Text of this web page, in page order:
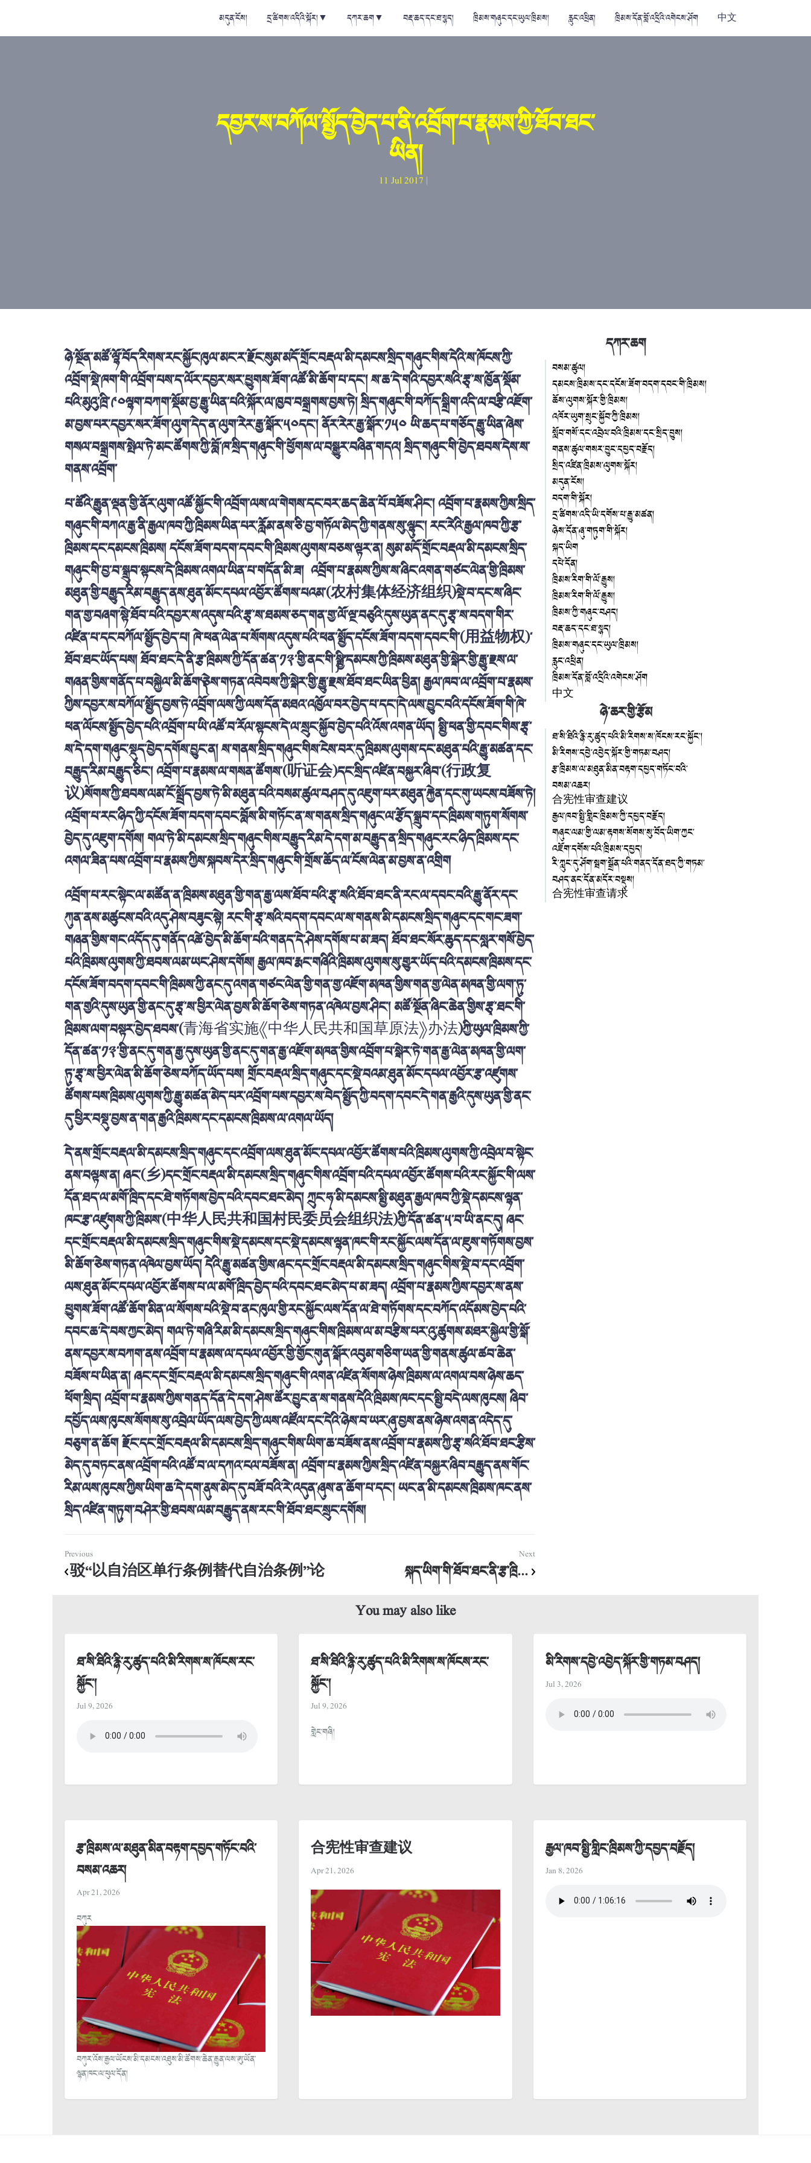
མདུན་ངོས། དྲ་ཚིགས་འདིའི་སྐོར།▼ དཀར་ཆག▼ བརྡ་ཆད་དང་ཐ་སྙད། ཁྲིམས་གཞུང་དང་ཡུལ་ཁྲིམས། རླུང་འཕྲིན། ཁྲིམས་དོན་བློ་འདྲིའི་འགེངས་ཤོག 中文
དབྱར་ས་བཀོལ་སྤྱོད་བྱེད་པ་ནི་འབྲོག་པ་རྣམས་ཀྱི་ཐོབ་ཐང་
ཡིན།
11 Jul 2017 |
ཉེ་སྔོན་མཚོ་ལྷོ་བོད་རིགས་རང་སྐྱོང་ཁུལ་མང་ར་རྫོང་སུམ་མདོ་གྲོང་བརྡལ་མི་དམངས་སྲིད་གཞུང་གིས་དེའི་ས་ཁོངས་ཀྱི་
འབྲོག་སྡེ་ཁག་གི་འབྲོག་པས་ད་ལོར་དབྱར་སར་ཕྱུགས་ཟོག་འཚོ་མི་ཆོག་པ་དང་། ས་ཆ་དེ་གའི་དབྱར་སའི་རྩྭ་ས་ཁྱོན་སྡོམ་
པའི་མུའུ་ཁྲི་༩༠ལྷག་བཀག་སྡོམ་བྱ་རྒྱུ་ཡིན་པའི་སྐོར་ལ་ཁྱབ་བསྒྲགས་བྱས་ཏེ། སྲིད་གཞུང་གི་བཀོད་སྒྲིག་འདི་ལ་བརྩི་འཇོག་
མ་བྱས་པར་དབྱར་སར་ཟོག་ལུག་དེད་ན་ལུག་རེར་རྒྱ་སྒོར་༥༠དང་། ནོར་རེར་རྒྱ་སྒོར་༡༥༠ ཡི་ཆད་པ་གཅོད་རྒྱུ་ཡིན་ཞེས་
གསལ་བསྒྲགས་སྤེལ་ཏེ་མང་ཚོགས་ཀྱི་བློ་ཁ་སྲིད་གཞུང་གི་ཕྱོགས་ལ་བསྒྱུར་བཞིན་གདའ། སྲིད་གཞུང་གི་བྱེད་ཐབས་དེས་ས་
གནས་འབྲོག་
པ་ཚོའི་རྒྱུན་ལྡན་གྱི་ནོར་ལུག་འཚོ་སྐྱོང་གི་འབྲོག་ལས་ལ་གེགས་དང་བར་ཆད་ཆེན་པོ་བཟོས་ཤིང་། འབྲོག་པ་རྣམས་ཀྱིས་སྲིད་
གཞུང་གི་བཀའ་རྒྱ་ནི་རྒྱལ་ཁབ་ཀྱི་ཁྲིམས་ཡིན་པར་རློམ་ནས་ཅི་བྱ་གཏོལ་མེད་ཀྱི་གནས་སུ་ལྷུང་། རང་རེའི་རྒྱལ་ཁབ་ཀྱི་རྩ་
ཁྲིམས་དང་དམངས་ཁྲིམས། དངོས་ཟོག་བདག་དབང་གི་ཁྲིམས་ལུགས་བཅས་ལྟར་ན། སུམ་མདོ་གྲོང་བརྡལ་མི་དམངས་སྲིད་
གཞུང་གི་བྱ་བ་སྒྲུབ་སྟངས་དེ་ཁྲིམས་འགལ་ཡིན་པ་གདོན་མི་ཟ། འབྲོག་པ་རྣམས་ཀྱིས་ས་ཞིང་འགན་གཙང་ལེན་གྱི་ཁྲིམས་
མཐུན་གྱི་བརྒྱུད་རིམ་བརྒྱུད་ནས་ཐུན་མོང་དཔལ་འབྱོར་ཚོགས་པའམ་(农村集体经济组织)སྡེ་བ་དང་ས་ཞིང་
གན་གྱ་བཞག་སྟེ་ཐོབ་པའི་དབྱར་ས་འདུས་པའི་རྩྭ་ས་ཐམས་ཅད་གན་གྱ་ལོ་ལྔ་བཅུའི་དུས་ཡུན་ནང་དུ་རྩྭ་ས་བདག་གིར་
འཛིན་པ་དང་བཀོལ་སྤྱོད་བྱེད་པ། ཁེ་ཕན་ལེན་པ་སོགས་འདུས་པའི་ཕན་སྤྱོད་དངོས་ཟོག་བདག་དབང་གི་(用益物权)་
ཐོབ་ཐང་ཡོད་པས། ཐོབ་ཐང་དེ་ནི་རྩ་ཁྲིམས་ཀྱི་དོན་ཚན་༡༣་གྱི་ནང་གི་༼སྤྱི་དམངས་ཀྱི་ཁྲིམས་མཐུན་གྱི་སྒེར་གྱི་རྒྱུ་རྫས་ལ་
གཞན་གྱིས་གནོད་པ་བསྐྱེལ་མི་ཆོག་༽ཅེས་གཏན་འབེབས་ཀྱི་སྒེར་གྱི་རྒྱུ་རྫས་ཐོབ་ཐང་ཡིན་ཕྱིན། རྒྱལ་ཁབ་ལ་འབྲོག་པ་རྣམས་
ཀྱིས་དབྱར་ས་བཀོལ་སྤྱོད་བྱས་ཏེ་འབྲོག་ལས་ཀྱི་ལས་དོན་མཐའ་འཁྱོལ་བར་བྱེད་པ་དང་།དེ་ལས་བྱུང་བའི་དངོས་ཟོག་གི་ཁེ་
ཕན་ལོངས་སྤྱོད་བྱེད་པའི་འབྲོག་པ་ཡི་འཚོ་བ་རོལ་སྟངས་དེ་ལ་སྲུང་སྐྱོབ་བྱེད་པའི་འོས་འགན་ཡོད། སྤྱི་ཕན་གྱི་དབང་གིས་རྩྭ་
ས་དེ་དག་གཞུང་སྡུད་བྱེད་དགོས་བྱུང་ན། ས་གནས་སྲིད་གཞུང་གིས་ངེས་བར་དུ་ཁྲིམས་ལུགས་དང་མཐུན་པའི་རྒྱུ་མཚན་དང་
བརྒྱུད་རིམ་བརྒྱུད་ཅིང་། འབྲོག་པ་རྣམས་ལ་གསན་ཚོགས་(听证会)དང་སྲིད་འཛིན་བསྐྱར་ཞིབ་(行政复
议)སོགས་ཀྱི་ཐབས་ལམ་ངོ་སྤྲོད་བྱས་ཏེ་མི་མཐུན་པའི་བསམ་ཚུལ་བཤད་དུ་འཇུག་པར་མཐུན་རྐྱེན་དང་གུ་ཡངས་བཟོས་ཏེ།
འབྲོག་པ་རང་ཉིད་ཀྱི་དངོས་ཟོག་བདག་དབང་བློས་མི་གཏོང་ན་ས་གནས་སྲིད་གཞུང་ལ་རྩོད་སྒྲུབ་དང་ཁྲིམས་གཏུག་སོགས་
བྱེད་དུ་འཇུག་དགོས། གལ་ཏེ་མི་དམངས་སྲིད་གཞུང་གིས་བརྒྱུད་རིམ་དེ་དག་མ་བརྒྱུད་ན་སྲིད་གཞུང་རང་ཉིད་ཁྲིམས་དང་
འགལ་ཟིན་པས་འབྲོག་པ་རྣམས་ཀྱིས་སྐབས་དེར་སྲིད་གཞུང་གི་གྲོས་ཆོད་ལ་ངོས་ལེན་མ་བྱས་ན་འགྲིག
འབྲོག་པ་རང་སྟེང་ལ་མཚོན་ན་ཁྲིམས་མཐུན་གྱི་གན་རྒྱ་ལས་ཐོབ་པའི་རྩྭ་སའི་ཐོབ་ཐང་ནི་རང་ལ་དབང་བའི་རྒྱུ་ནོར་དང་
ཀུན་ནས་མཚུངས་བའི་འདུ་ཤེས་བཟུང་སྟེ། རང་གི་རྩྭ་སའི་བདག་དབང་ལ་ས་གནས་མི་དམངས་སྲིད་གཞུང་དང་གང་ཟག་
གཞན་གྱིས་གང་འདོད་དུ་གནོད་འཚེ་བྱེད་མི་ཆོག་པའི་གནད་དེ་ཤེས་དགོས་པ་མ་ཟད། ཐོབ་ཐང་སོར་ཆུད་དང་སླར་གསོ་བྱེད་
པའི་ཁྲིམས་ལུགས་ཀྱི་ཐབས་ལམ་ཡང་ཤེས་དགོས། རྒྱལ་ཁབ་རྨང་གཞིའི་ཁྲིམས་ལུགས་སུ་གྱུར་ཡོད་པའི་དམངས་ཁྲིམས་དང་
དངོས་ཟོག་བདག་དབང་གི་ཁྲིམས་ཀྱི་ནང་དུ་འགན་གཙང་ལེན་གྱི་གན་གྱ་འཇོག་མཁན་གྱིས་གན་གྱ་ལེན་མཁན་གྱི་ལག་ཏུ་
གན་གྱའི་དུས་ཡུན་གྱི་ནང་དུ་རྩྭ་ས་ཕྱིར་ལེན་བྱས་མི་ཆོག་ཅེས་གཏན་འཁེལ་བྱས་ཤིང་། མཚོ་སྔོན་ཞིང་ཆེན་གྱིས་རྩྭ་ཐང་གི་
ཁྲིམས་ལག་བསྟར་བྱེད་ཐབས་(青海省实施《中华人民共和国草原法》办法)ཀྱི་ཡུལ་ཁྲིམས་ཀྱི་
དོན་ཚན་༡༣་གྱི་ནང་དུ་གན་རྒྱ་དུས་ཡུན་གྱི་ནང་དུ་གན་རྒྱ་འཇོག་མཁན་གྱིས་འབྲོག་པ་སྒེར་ཏེ་གན་རྒྱ་ལེན་མཁན་གྱི་ལག་
ཏུ་རྩྭ་ས་ཕྱིར་ལེན་མི་ཆོག་ཅེས་བཀོད་ཡོད་པས། གྲོང་བརྡལ་སྲིད་གཞུང་དང་སྡེ་བའམ་ཐུན་མོང་དཔལ་འབྱོར་རྩ་འཛུགས་
ཚོགས་པས་ཁྲིམས་ལུགས་ཀྱི་རྒྱུ་མཚན་མེད་པར་འབྲོག་པས་དབྱར་ས་བེད་སྤྱོད་ཀྱི་བདག་དབང་དེ་གན་རྒྱའི་དུས་ཡུན་གྱི་ནང་
དུ་ཕྱིར་བསྡུ་བྱས་ན་གན་རྒྱའི་ཁྲིམས་དང་དམངས་ཁྲིམས་ལ་འགལ་ཡོད།
དེ་ནས་གྲོང་བརྡལ་མི་དམངས་སྲིད་གཞུང་དང་འབྲོག་ལས་ཐུན་མོང་དཔལ་འབྱོར་ཚོགས་པའི་ཁྲིམས་ལུགས་ཀྱི་འབྲེལ་བ་སྟེང་
ནས་བལྟས་ན། ཞང་(乡)དང་གྲོང་བརྡལ་མི་དམངས་སྲིད་གཞུང་གིས་འབྲོག་པའི་དཔལ་འབྱོར་ཚོགས་པའི་རང་སྐྱོང་གི་ལས་
དོན་ཐད་ལ་མགོ་ཁྲིད་དང་ཐེ་གཏོགས་བྱེད་པའི་དབང་ཐང་མེད། ཀྲུང་ཧྭ་མི་དམངས་སྤྱི་མཐུན་རྒྱལ་ཁབ་ཀྱི་སྡེ་དམངས་ལྷན་
ཁང་རྩ་འཛུགས་ཀྱི་ཁྲིམས་(中华人民共和国村民委员会组织法)ཀྱི་དོན་ཚན་༥་བ་ཡི་ནང་དུ། ཞང་
དང་གྲོང་བརྡལ་མི་དམངས་སྲིད་གཞུང་གིས་སྡེ་དམངས་དང་སྡེ་དམངས་ལྷན་ཁང་གི་རང་སྐྱོང་ལས་དོན་ལ་ཇུས་གཏོགས་བྱས་
མི་ཆོག་ཅེས་གཏན་འཁེལ་བྱས་ཡོད། དེའི་རྒྱུ་མཚན་གྱིས་ཞང་དང་གྲོང་བརྡལ་མི་དམངས་སྲིད་གཞུང་གིས་སྡེ་བ་དང་འབྲོག་
ལས་ཐུན་མོང་དཔལ་འབྱོར་ཚོགས་པ་ལ་མགོ་ཁྲིད་བྱེད་པའི་དབང་ཐང་མེད་པ་མ་ཟད། འབྲོག་པ་རྣམས་ཀྱིས་དབྱར་ས་ནས་
ཕྱུགས་ཟོག་འཚོ་ཆོག་མིན་ལ་སོགས་པའི་སྡེ་བ་ནང་ཁུལ་གྱི་རང་སྐྱོང་ལས་དོན་ལ་ཐེ་གཏོགས་དང་བཀོད་འདོམས་བྱེད་པའི་
དབང་ཆ་དེ་བས་ཀྱང་མེད། གལ་ཏེ་གཞི་རིམ་མི་དམངས་སྲིད་གཞུང་གིས་ཁྲིམས་ལ་མ་བརྩིས་པར་འུ་ཚུགས་མཐར་སྐྱེལ་གྱི་སྒོ་
ནས་དབྱར་ས་བཀག་ནས་འབྲོག་པ་རྣམས་ལ་དཔལ་འབྱོར་གྱི་གྱོང་གུན་སྒོར་འབུམ་གཅིག་ཡན་གྱི་གནས་ཚུལ་ཚབ་ཆེན་
བཟོས་པ་ཡིན་ན། ཞང་དང་གྲོང་བརྡལ་མི་དམངས་སྲིད་གཞུང་གི་འགན་འཛིན་སོགས་ཉེས་ཁྲིམས་ལ་འགལ་བས་ཉེས་ཆད་
ཕོག་སྲིད། འབྲོག་པ་རྣམས་ཀྱིས་གནད་དོན་དེ་དག་ཤེས་ཚོར་བྱུང་ན་ས་གནས་དེའི་ཁྲིམས་ཁང་དང་སྤྱི་བདེ་ལས་ཁུངས། ཞིབ་
དཔྱོད་ལས་ཁུངས་སོགས་སུ་འབྲེལ་ཡོད་ལས་བྱེད་ཀྱི་ལས་འཛོལ་དང་དེའི་ཉེས་བ་ཡར་ཞུ་བྱས་ནས་ཉེས་འགན་འདེད་དུ་
བཅུག་ན་ཆོག རྫོང་དང་གྲོང་བརྡལ་མི་དམངས་སྲིད་གཞུང་གིས་ཡིག་ཆ་བཟོས་ནས་འབྲོག་པ་རྣམས་ཀྱི་རྩྭ་སའི་ཐོབ་ཐང་རྩིས་
མེད་དུ་བཏང་ནས་འབྲོག་པའི་འཚོ་བ་ལ་དཀའ་ངལ་བཟོས་ན། འབྲོག་པ་རྣམས་ཀྱིས་སྲིད་འཛིན་བསྐྱར་ཞིབ་བརྒྱུད་ནས་གོང་
རིམ་ལས་ཁུངས་ཀྱིས་ཡིག་ཆ་དེ་དག་ནུས་མེད་དུ་བཟོ་བའི་རེ་འདུན་ཞུས་ན་ཆོག་པ་དང་། ཡང་ན་མི་དམངས་ཁྲིམས་ཁང་ནས་
སྲིད་འཛིན་གཏུག་བཤེར་གྱི་ཐབས་ལམ་བརྒྱུད་ནས་རང་གི་ཐོབ་ཐང་སྲུང་དགོས།
དཀར་ཆག
བསམ་ཚུལ།
དམངས་ཁྲིམས་དང་དངོས་ཟོག་བདག་དབང་གི་ཁྲིམས།
ཆོས་ལུགས་སྐོར་གྱི་ཁྲིམས།
འཁོར་ཡུག་སྲུང་སྐྱོབ་ཀྱི་ཁྲིམས།
སློབ་གསོ་དང་འབྲེལ་བའི་ཁྲིམས་དང་སྲིད་བྱུས།
གནས་ཚུལ་གསར་བྱུང་དཔྱད་བརྗོད།
སྲིད་འཛིན་ཁྲིམས་ལུགས་སྐོར།
མདུན་ངོས།
བདག་གི་སྐོར།
དྲ་ཚིགས་འདི་ཡི་དགོས་པ་རྒྱུ་མཚན།
ཉེས་དོན་ཞུ་གཏུག་གི་སྐོར།
སྐད་ཡིག
དཔེ་དོན།
ཁྲིམས་རིག་གི་ལོ་རྒྱུས།
ཁྲིམས་རིག་གི་ལོ་རྒྱུས།
ཁྲིམས་ཀྱི་གཞུང་བཤད།
བརྡ་ཆད་དང་ཐ་སྙད།
ཁྲིམས་གཞུང་དང་ཡུལ་ཁྲིམས།
རླུང་འཕྲིན།
ཁྲིམས་དོན་བློ་འདྲིའི་འགེངས་ཤོག
中文
ཉེ་ཆར་གྱི་རྩོམ
ཐ་སི་ཐིའི་རྙི་རུ་ཚུད་པའི་མི་རིགས་ས་ཁོངས་རང་སྐྱོང་།
མི་རིགས་དབྱེ་འབྱེད་སྐོར་གྱི་གཏམ་བཤད།
རྩ་ཁྲིམས་ལ་མཐུན་མིན་བརྟག་དཔྱད་གཏོང་བའི་
བསམ་འཆར།
合宪性审查建议
རྒྱལ་ཁབ་སྤྱི་གླིང་ཁྲིམས་ཀྱི་དཔྱད་བརྗོད།
གཞུང་ལམ་གྱི་ལམ་རྟགས་སོགས་སུ་བོད་ཡིག་ཀྱང་
འཇོག་དགོས་པའི་ཁྲིམས་དཔྱད།
རི་ཀླུང་དུ་ཤོག་སྦག་སྒྲོན་པའི་གནད་དོན་ཐད་ཀྱི་གཏམ་
བཤད་ནང་དོན་མདོར་བསྡུས།
合宪性审查请求
Previous
驳“以自治区单行条例替代自治条例”论
Next
སྐད་ཡིག་གི་ཐོབ་ཐང་ནི་རྩ་ཁྲི...
You may also like
ཐ་སི་ཐིའི་རྙི་རུ་ཚུད་པའི་མི་རིགས་ས་ཁོངས་རང་
སྐྱོང་།
Jul 9, 2026
ཐ་སི་ཐིའི་རྙི་རུ་ཚུད་པའི་མི་རིགས་ས་ཁོངས་རང་
སྐྱོང་།
Jul 9, 2026
གླེང་གཞི།
མི་རིགས་དབྱེ་འབྱེད་སྐོར་གྱི་གཏམ་བཤད།
Jul 3, 2026
རྩ་ཁྲིམས་ལ་མཐུན་མིན་བརྟག་དཔྱད་གཏོང་བའི་
བསམ་འཆར།
Apr 21, 2026
བཀུར
བཀུར་འོས་རྒྱལ་ཡོངས་མི་དམངས་འཐུས་མི་ཚོགས་ཆེན་རྒྱུན་ལས་ཨུ་ཡོན་
ལྷན་ཁང་ལ་ཕུལ་དོན།
合宪性审查建议
Apr 21, 2026
རྒྱལ་ཁབ་སྤྱི་གླིང་ཁྲིམས་ཀྱི་དཔྱད་བརྗོད།
Jan 8, 2026